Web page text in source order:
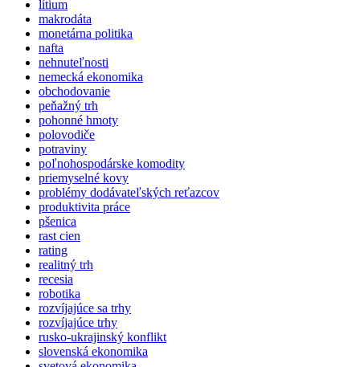
lítium
makrodáta
monetárna politika
nafta
nehnuteľnosti
nemecká ekonomika
obchodovanie
peňažný trh
pohonné hmoty
polovodiče
potraviny
poľnohospodárske komodity
priemyselné kovy
problémy dodávateľských reťazcov
produktivita práce
pšenica
rast cien
rating
realitný trh
recesia
robotika
rozvíjajúce sa trhy
rozvíjajúce trhy
rusko-ukrajinský konflikt
slovenská ekonomika